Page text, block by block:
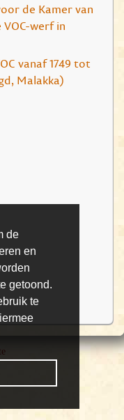
de
en
getoond.
te
de Kamer van
werf in
vanaf 1749 tot
Malakka)